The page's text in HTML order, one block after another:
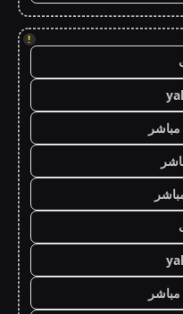
!
مباشر
مباشر